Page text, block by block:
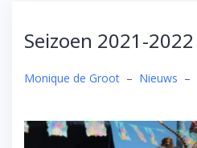
Seizoen 2021-2022
Monique de Groot – Nieuws –